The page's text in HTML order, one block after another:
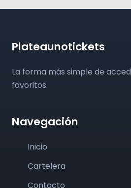
Plateaunotickets
La forma más simple de
favoritos.
Navegación
Inicio
Cartelera
Contacto